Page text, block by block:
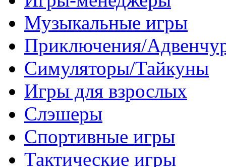
Музыкальные игры
Приключения/
Симуляторы/Тайкуны
Игры для взрослых
Слэшеры
Спортивные игры
Тактические игры